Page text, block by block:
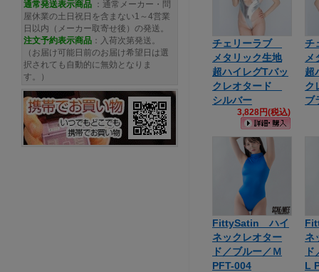
チェリーラブ
メタリック生地
超ハイレグTバッ
クレオタード
シルバー
3,828円(税込)
チ
メ
超
ク
ブ
FittySatin ハイ
ネックレオター
ド／ブルー／Ｍ
PFT-004
ネ
L
通常発送表示商品 ：通常メーカー・問
屋休業の土日祝日を含まない1～4営業
日以内（メーカー取寄せ後）の発送。
注文予約表示商品 ：入荷次第発送。
（お届け可能日前のお届け希望日は選
択されても自動的に無効となりま
す。）